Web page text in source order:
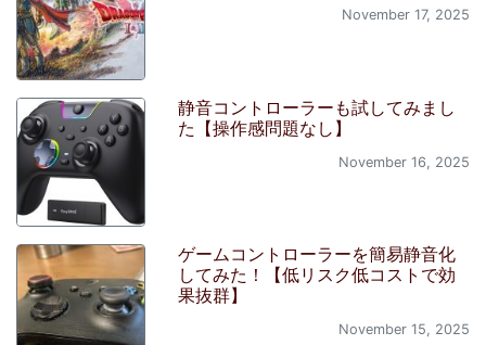
November 17, 2025
静音コントローラーも試してみまし
た【操作感問題なし】
November 16, 2025
ゲームコントローラーを簡易静音化
してみた！【低リスク低コストで効
果抜群】
November 15, 2025